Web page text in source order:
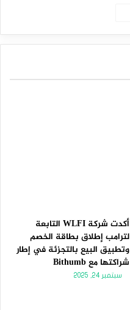
أكدت شركة WLFI التابعة
لترامب إطلاق بطاقة الخصم
وتطبيق البيع بالتجزئة في إطار
شراكتها مع Bithumb
سبتمبر 24, 2025